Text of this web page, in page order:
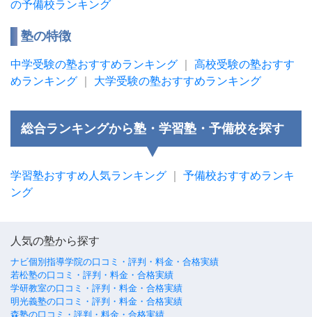
の予備校ランキング
塾の特徴
中学受験の塾おすすめランキング
高校受験の塾おすす
めランキング
大学受験の塾おすすめランキング
総合ランキングから塾・学習塾・予備校を探す
学習塾おすすめ人気ランキング
予備校おすすめランキ
ング
人気の塾から探す
ナビ個別指導学院の口コミ・評判・料金・合格実績
若松塾の口コミ・評判・料金・合格実績
学研教室の口コミ・評判・料金・合格実績
明光義塾の口コミ・評判・料金・合格実績
森塾の口コミ・評判・料金・合格実績